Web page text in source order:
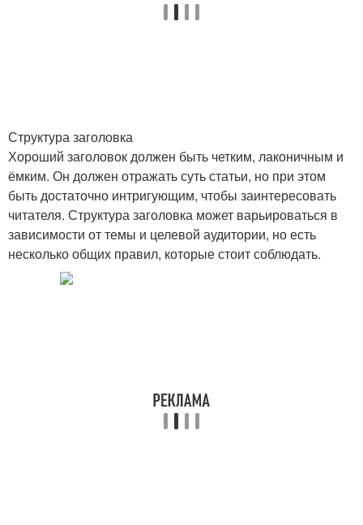
Структура заголовка
Хороший заголовок должен быть четким, лаконичным и
ёмким. Он должен отражать суть статьи, но при этом
быть достаточно интригующим, чтобы заинтересовать
читателя. Структура заголовка может варьироваться в
зависимости от темы и целевой аудитории, но есть
несколько общих правил, которые стоит соблюдать.